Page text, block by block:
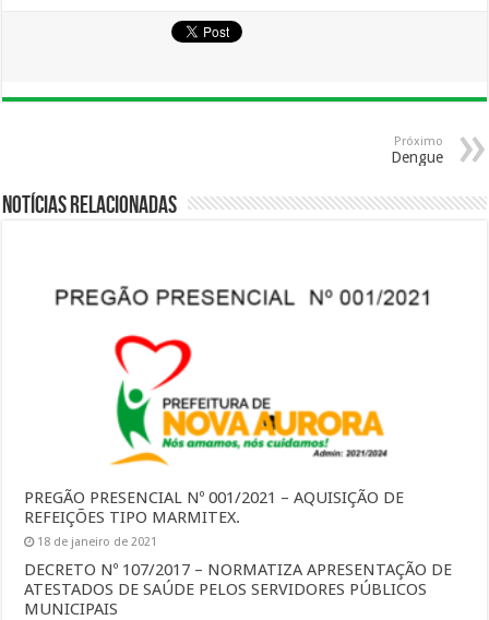
Próximo
Dengue
Notícias Relacionadas
PREGÃO PRESENCIAL Nº 001/2021 – AQUISIÇÃO DE
REFEIÇÕES TIPO MARMITEX.
18 de janeiro de 2021
DECRETO Nº 107/2017 – NORMATIZA APRESENTAÇÃO DE
ATESTADOS DE SAÚDE PELOS SERVIDORES PÚBLICOS
MUNICIPAIS